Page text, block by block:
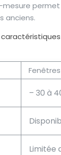
mesure
anciens.
– 30 à
Limitée